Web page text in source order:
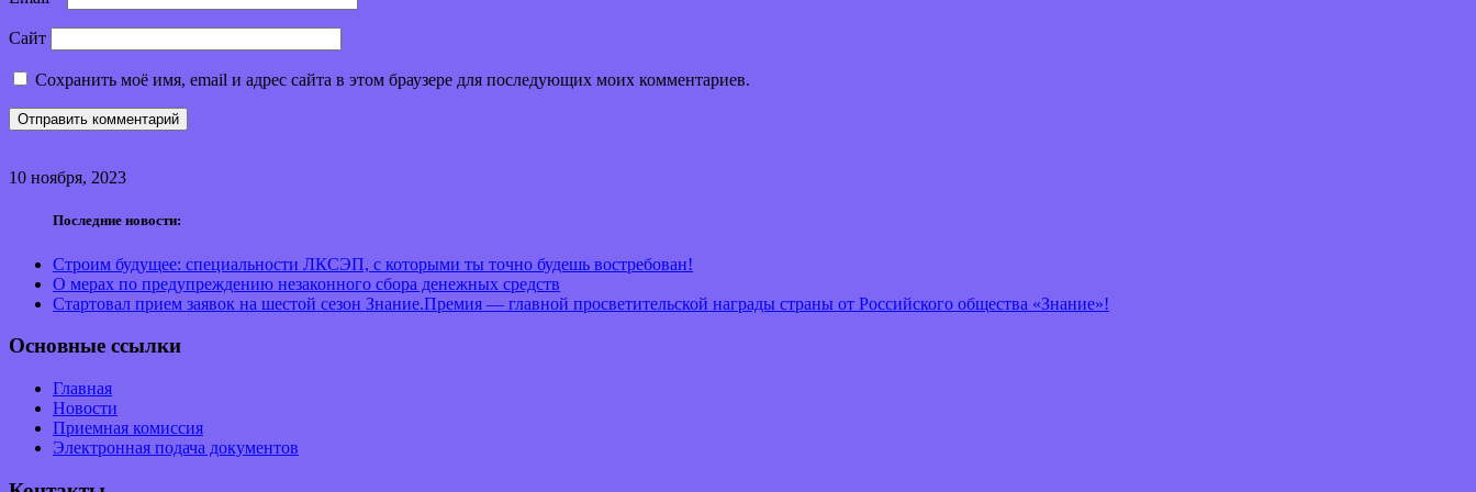
Сайт
Сохранить моё имя, email и адрес сайта в этом браузере для последующих моих комментариев.
10 ноября, 2023
Последние новости:
Строим будущее: специальности ЛКСЭП, с которыми ты точно будешь востребован!
О мерах по предупреждению незаконного сбора денежных средств
Стартовал прием заявок на шестой сезон Знание.Премия — главной просветительской награды страны от Российского общества «Знание»!
Основные ссылки
Главная
Новости
Приемная комиссия
Электронная подача документов